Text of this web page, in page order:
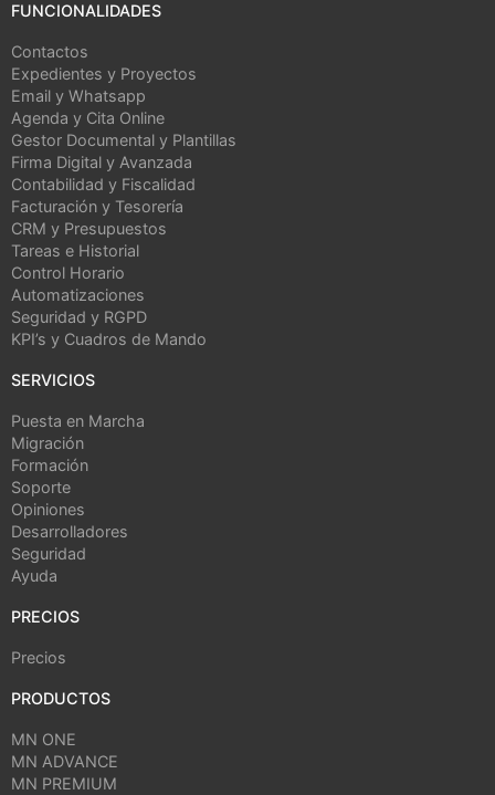
FUNCIONALIDADES
Contactos
Expedientes y Proyectos
Email y Whatsapp
Agenda y Cita Online
Gestor Documental y Plantillas
Firma Digital y Avanzada
Contabilidad y Fiscalidad
Facturación y Tesorería
CRM y Presupuestos
Tareas e Historial
Control Horario
Automatizaciones
Seguridad y RGPD
KPI’s y Cuadros de Mando
SERVICIOS
Puesta en Marcha
Migración
Formación
Soporte
Opiniones
Desarrolladores
Seguridad
Ayuda
PRECIOS
Precios
PRODUCTOS
MN ONE
MN ADVANCE
MN PREMIUM